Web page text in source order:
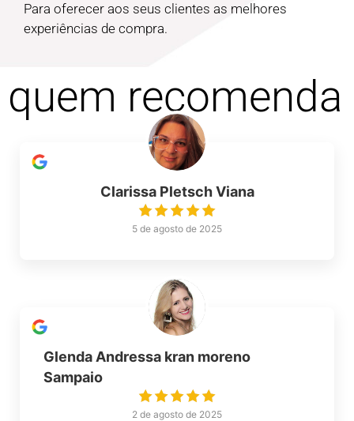
Para oferecer aos seus clientes as melhores
experiências de compra.
quem recomenda
Clarissa Pletsch Viana
5 de agosto de 2025
Glenda Andressa kran moreno
Sampaio
2 de agosto de 2025